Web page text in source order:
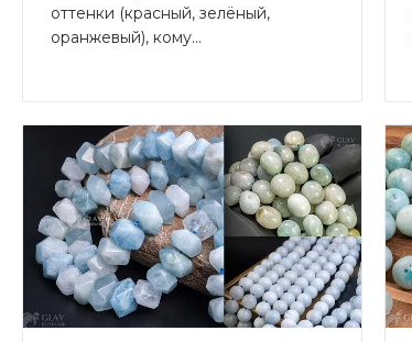
оттенки (красный, зелёный,
оранжевый), кому...